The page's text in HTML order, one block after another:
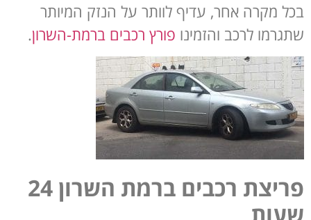
בכל מקרה אחר, עדיף לוותר על הנזק המיותר
שתגרמו לרכב והזמינו פורץ רכבים ברמת-השרון.
פריצת רכבים ברמת השרון 24